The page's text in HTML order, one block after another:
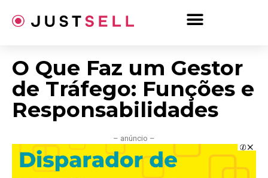
para
O Que Faz um Gestor
de Tráfego: Funções e
Responsabilidades
– anúncio –